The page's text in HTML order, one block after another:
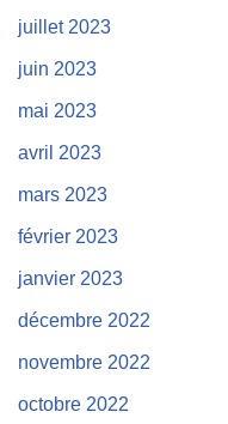
juillet 2023
juin 2023
mai 2023
avril 2023
mars 2023
février 2023
janvier 2023
décembre 2022
novembre 2022
octobre 2022